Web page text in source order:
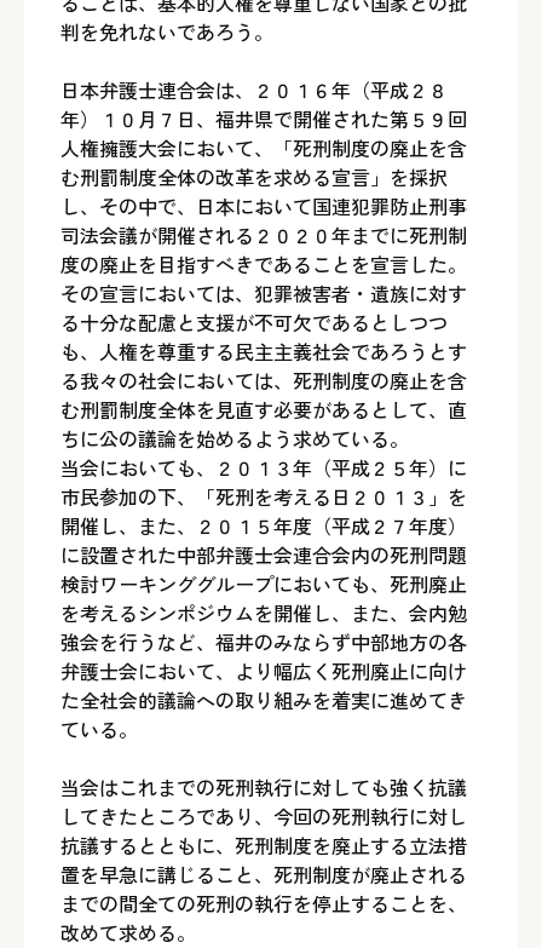
判を免れないであろう。
日本弁護士連合会は、２０１６年（平成２８
年）１０月７日、福井県で開催された第５９回
人権擁護大会において、「死刑制度の廃止を含
む刑罰制度全体の改革を求める宣言」を採択
し、その中で、日本において国連犯罪防止刑事
司法会議が開催される２０２０年までに死刑制
度の廃止を目指すべきであることを宣言した。
その宣言においては、犯罪被害者・遺族に対す
る十分な配慮と支援が不可欠であるとしつつ
も、人権を尊重する民主主義社会であろうとす
る我々の社会においては、死刑制度の廃止を含
む刑罰制度全体を見直す必要があるとして、直
ちに公の議論を始めるよう求めている。
当会においても、２０１３年（平成２５年）に
市民参加の下、「死刑を考える日２０１３」を
開催し、また、２０１５年度（平成２７年度）
に設置された中部弁護士会連合会内の死刑問題
検討ワーキンググループにおいても、死刑廃止
を考えるシンポジウムを開催し、また、会内勉
強会を行うなど、福井のみならず中部地方の各
弁護士会において、より幅広く死刑廃止に向け
た全社会的議論への取り組みを着実に進めてき
ている。
当会はこれまでの死刑執行に対しても強く抗議
してきたところであり、今回の死刑執行に対し
抗議するとともに、死刑制度を廃止する立法措
置を早急に講じること、死刑制度が廃止される
までの間全ての死刑の執行を停止することを、
改めて求める。